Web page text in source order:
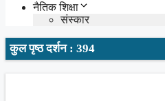
नैतिक शिक्षा
संस्कार
कुल पृष्ठ दर्शन : 394